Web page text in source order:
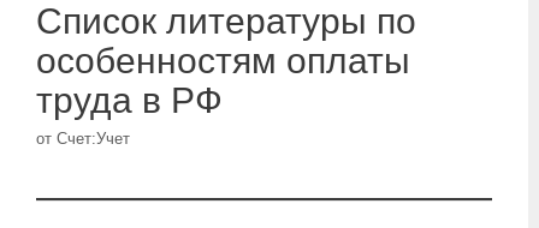
Список литературы по
особенностям оплаты
труда в РФ
от Счет:Учет